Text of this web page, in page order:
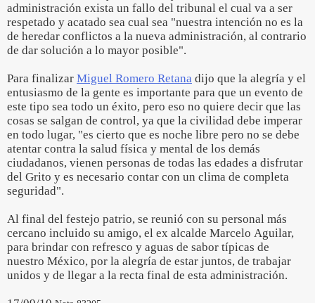
administración exista un fallo del tribunal el cual va a ser
respetado y acatado sea cual sea "nuestra intención no es la
de heredar conflictos a la nueva administración, al contrario
de dar solución a lo mayor posible".
Para finalizar Miguel Romero Retana dijo que la alegría y el
entusiasmo de la gente es importante para que un evento de
este tipo sea todo un éxito, pero eso no quiere decir que las
cosas se salgan de control, ya que la civilidad debe imperar
en todo lugar, "es cierto que es noche libre pero no se debe
atentar contra la salud física y mental de los demás
ciudadanos, vienen personas de todas las edades a disfrutar
del Grito y es necesario contar con un clima de completa
seguridad".
Al final del festejo patrio, se reunió con su personal más
cercano incluido su amigo, el ex alcalde Marcelo Aguilar,
para brindar con refresco y aguas de sabor típicas de
nuestro México, por la alegría de estar juntos, de trabajar
unidos y de llegar a la recta final de esta administración.